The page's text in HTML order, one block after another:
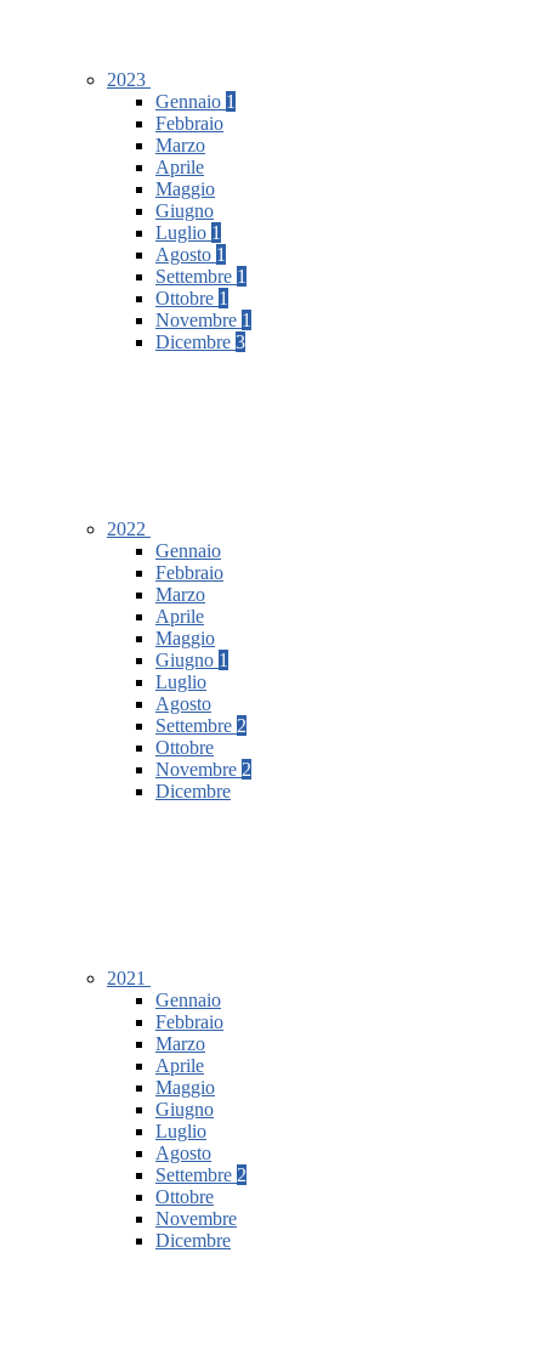
2023
Gennaio 1
Febbraio
Marzo
Aprile
Maggio
Giugno
Luglio 1
Agosto 1
Settembre 1
Ottobre 1
Novembre 1
Dicembre 3
2022
Gennaio
Febbraio
Marzo
Aprile
Maggio
Giugno 1
Luglio
Agosto
Settembre 2
Ottobre
Novembre 2
Dicembre
2021
Gennaio
Febbraio
Marzo
Aprile
Maggio
Giugno
Luglio
Agosto
Settembre 2
Ottobre
Novembre
Dicembre